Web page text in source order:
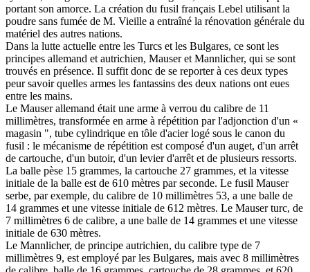
portant son amorce. La création du fusil français Lebel utilisant la
poudre sans fumée de M. Vieille a entraîné la rénovation générale du
matériel des autres nations.
Dans la lutte actuelle entre les Turcs et les Bulgares, ce sont les
principes allemand et autrichien, Mauser et Mannlicher, qui se sont
trouvés en présence. Il suffit donc de se reporter à ces deux types
peur savoir quelles armes les fantassins des deux nations ont eues
entre les mains.
Le Mauser allemand était une arme à verrou du calibre de 11
millimètres, transformée en arme à répétition par l'adjonction d'un «
magasin ", tube cylindrique en tôle d'acier logé sous le canon du
fusil : le mécanisme de répétition est composé d'un auget, d'un arrêt
de cartouche, d'un butoir, d'un levier d'arrêt et de plusieurs ressorts.
La balle pèse 15 grammes, la cartouche 27 grammes, et la vitesse
initiale de la balle est de 610 mètres par seconde. Le fusil Mauser
serbe, par exemple, du calibre de 10 millimètres 53, a une balle de
14 grammes et une vitesse initiale de 612 mètres. Le Mauser turc, de
7 millimètres 6 de calibre, a une balle de 14 grammes et une vitesse
initiale de 630 mètres.
Le Mannlicher, de principe autrichien, du calibre type de 7
millimètres 9, est employé par les Bulgares, mais avec 8 millimètres